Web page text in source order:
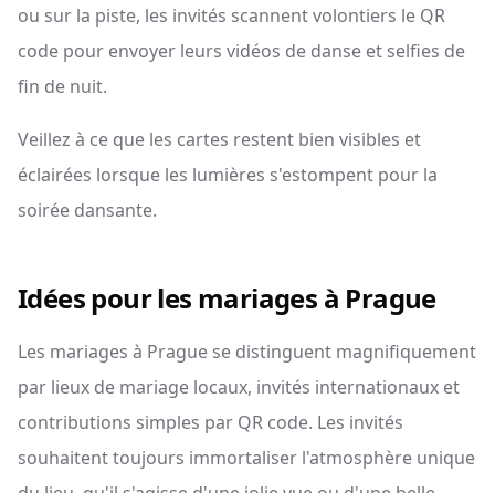
ou sur la piste, les invités scannent volontiers le QR
code pour envoyer leurs vidéos de danse et selfies de
fin de nuit.
Veillez à ce que les cartes restent bien visibles et
éclairées lorsque les lumières s'estompent pour la
soirée dansante.
Idées pour les mariages à Prague
Les mariages à Prague se distinguent magnifiquement
par lieux de mariage locaux, invités internationaux et
contributions simples par QR code. Les invités
souhaitent toujours immortaliser l'atmosphère unique